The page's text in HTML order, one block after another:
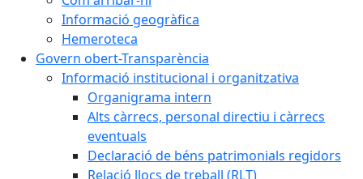
Informació geogràfica
Hemeroteca
Govern obert-Transparència
Informació institucional i organitzativa
Organigrama intern
Alts càrrecs, personal directiu i càrrecs
eventuals
Declaració de béns patrimonials regidors
Relació llocs de treball (RLT)